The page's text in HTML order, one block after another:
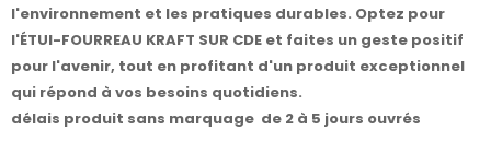
l'environnement et les pratiques durables. Optez pour
l'ÉTUI-FOURREAU KRAFT SUR CDE et faites un geste positif
pour l'avenir, tout en profitant d'un produit exceptionnel
qui répond à vos besoins quotidiens.
délais produit sans marquage de 2 à 5 jours ouvrés